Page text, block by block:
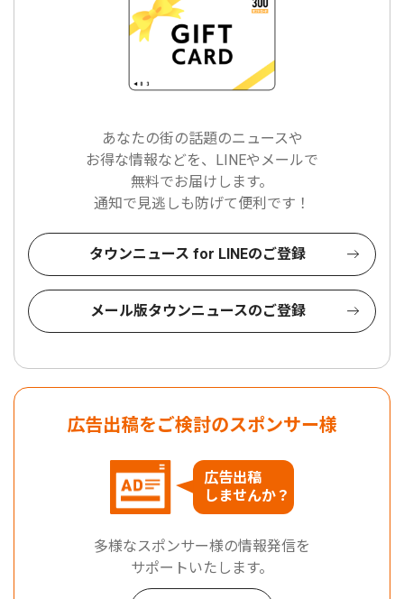
あなたの街の話題のニュースや
お得な情報などを、LINEやメールで
無料でお届けします。
通知で見逃しも防げて便利です！
タウンニュース for LINEのご登録
メール版タウンニュースのご登録
広告出稿をご検討のスポンサー様
広告出稿
しませんか？
多様なスポンサー様の情報発信を
サポートいたします。